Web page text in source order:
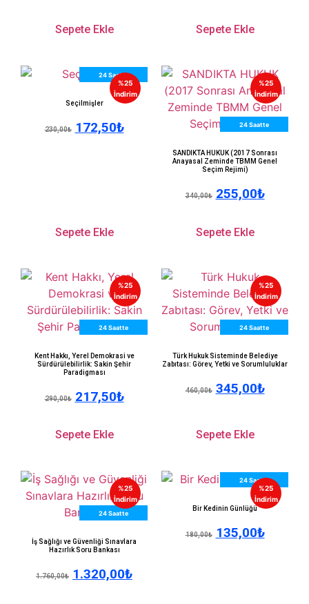
Sepete Ekle Sepete Ekle
24 Saatte
Kargo
%25
İndirim
Seçilmişler
230,00₺ 172,50₺
Sepete Ekle
24 Saatte
%25
İndirim
SANDIKTA HUKUK (2017 Sonrası
Anayasal Zeminde TBMM Genel
Seçim Rejimi)
340,00₺ 255,00₺
Sepete Ekle
24 Saatte
%25
İndirim
Kent Hakkı, Yerel Demokrasi ve
Sürdürülebilirlik: Sakin Şehir
Paradigması
290,00₺ 217,50₺
Sepete Ekle
24 Saatte
%25
İndirim
Türk Hukuk Sisteminde Belediye
Zabıtası: Görev, Yetki ve Sorumluluklar
460,00₺ 345,00₺
Sepete Ekle
24 Saatte
%25
İndirim
İş Sağlığı ve Güvenliği Sınavlara
Hazırlık Soru Bankası
1.760,00₺ 1.320,00₺
24 Saatte
Kargo
%25
İndirim
Bir Kedinin Günlüğü
180,00₺ 135,00₺